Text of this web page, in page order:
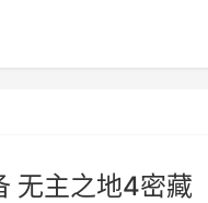
无主之地4密藏